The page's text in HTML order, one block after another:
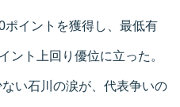
ポイントを獲得し、最低有
ント上回り優位に立った。
い石川の涙が、代表争いの